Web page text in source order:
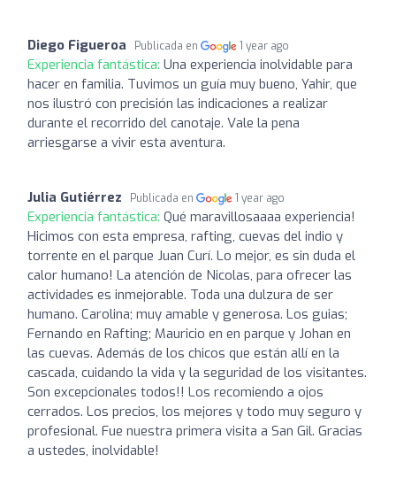
Diego Figueroa Publicada en 1 year ago
Experiencia fantástica: Una experiencia inolvidable para
hacer en familia. Tuvimos un guía muy bueno, Yahir, que
nos ilustró con precisión las indicaciones a realizar
durante el recorrido del canotaje. Vale la pena
arriesgarse a vivir esta aventura.
Julia Gutiérrez Publicada en 1 year ago
Experiencia fantástica: Qué maravillosaaaa experiencia!
Hicimos con esta empresa, rafting, cuevas del indio y
torrente en el parque Juan Curí. Lo mejor, es sin duda el
calor humano! La atención de Nicolas, para ofrecer las
actividades es inmejorable. Toda una dulzura de ser
humano. Carolina; muy amable y generosa. Los guias;
Fernando en Rafting; Mauricio en en parque y Johan en
las cuevas. Además de los chicos que están allí en la
cascada, cuidando la vida y la seguridad de los visitantes.
Son excepcionales todos!! Los recomiendo a ojos
cerrados. Los precios, los mejores y todo muy seguro y
profesional. Fue nuestra primera visita a San Gil. Gracias
a ustedes, inolvidable!